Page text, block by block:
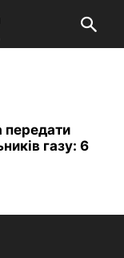
передати
газу: 6